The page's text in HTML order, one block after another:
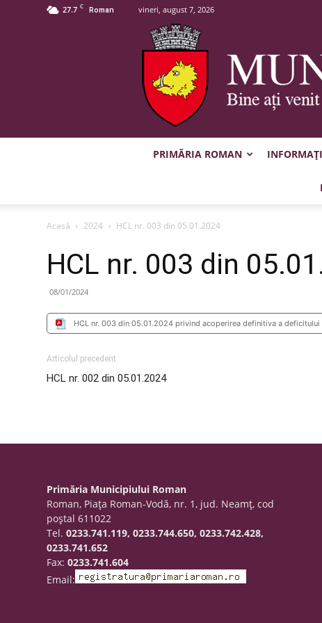
27.7 C Roman vineri, august 7, 2026
PRIMĂRIA ROMAN
Acasă 2024 HCL nr. 003 din 05.01.2024
HCL nr. 003 din
08/01/2024
HCL nr. 003 din 05.01.2024 privind acoperirea definitiva a
Articolul precedent
HCL nr. 002 din 05.01.2024
Primăria Municipiului Roman
Roman, Piaţa Roman-Vodă, nr. 1, jud. Neamţ, cod
poştal 611022
Tel.0233.741.119, 0233.744.650, 0233.742.428,
0233.741.652
Fax:0233.741.604
Email: